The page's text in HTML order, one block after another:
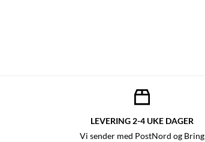
LEVERING 2-4 UKE DAGER
Vi sender med PostNord og Bring